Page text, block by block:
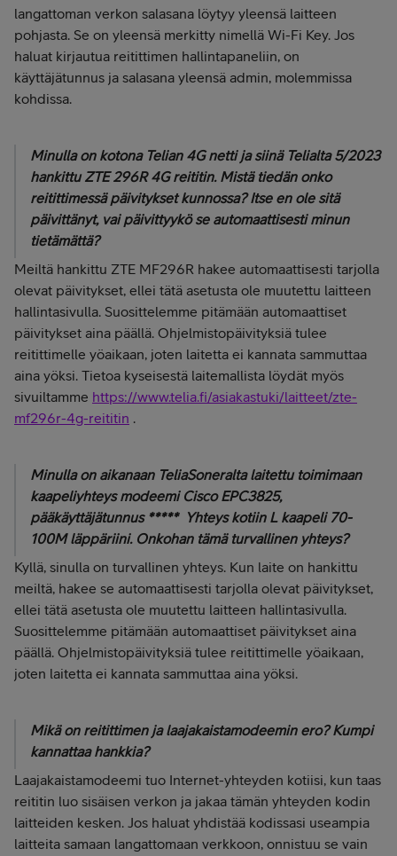
langattoman verkon salasana löytyy yleensä laitteen
pohjasta. Se on yleensä merkitty nimellä Wi-Fi Key. Jos
haluat kirjautua reitittimen hallintapaneliin, on
käyttäjätunnus ja salasana yleensä admin, molemmissa
kohdissa.
Minulla on kotona Telian 4G netti ja siinä Telialta 5/2023
hankittu ZTE 296R 4G reititin. Mistä tiedän onko
reitittimessä päivitykset kunnossa? Itse en ole sitä
päivittänyt, vai päivittyykö se automaattisesti minun
tietämättä?
Meiltä hankittu ZTE MF296R hakee automaattisesti tarjolla
olevat päivitykset, ellei tätä asetusta ole muutettu laitteen
hallintasivulla. Suosittelemme pitämään automaattiset
päivitykset aina päällä. Ohjelmistopäivityksiä tulee
reitittimelle yöaikaan, joten laitetta ei kannata sammuttaa
aina yöksi. Tietoa kyseisestä laitemallista löydät myös
sivuiltamme https://www.telia.fi/asiakastuki/laitteet/zte-
mf296r-4g-reititin .
Minulla on aikanaan TeliaSoneralta laitettu toimimaan
kaapeliyhteys modeemi Cisco EPC3825,
pääkäyttäjätunnus ***** Yhteys kotiin L kaapeli 70-
100M läppäriini. Onkohan tämä turvallinen yhteys?
Kyllä, sinulla on turvallinen yhteys. Kun laite on hankittu
meiltä, hakee se automaattisesti tarjolla olevat päivitykset,
ellei tätä asetusta ole muutettu laitteen hallintasivulla.
Suosittelemme pitämään automaattiset päivitykset aina
päällä. Ohjelmistopäivityksiä tulee reitittimelle yöaikaan,
joten laitetta ei kannata sammuttaa aina yöksi.
Mikä on reitittimen ja laajakaistamodeemin ero? Kumpi
kannattaa hankkia?
Laajakaistamodeemi tuo Internet-yhteyden kotiisi, kun taas
reititin luo sisäisen verkon ja jakaa tämän yhteyden kodin
laitteiden kesken. Jos haluat yhdistää kodissasi useampia
laitteita samaan langattomaan verkkoon, onnistuu se vain